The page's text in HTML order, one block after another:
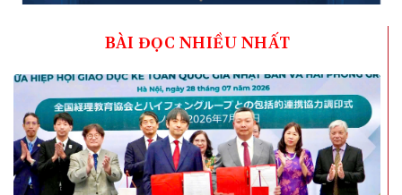
BÀI ĐỌC NHIỀU NHẤT